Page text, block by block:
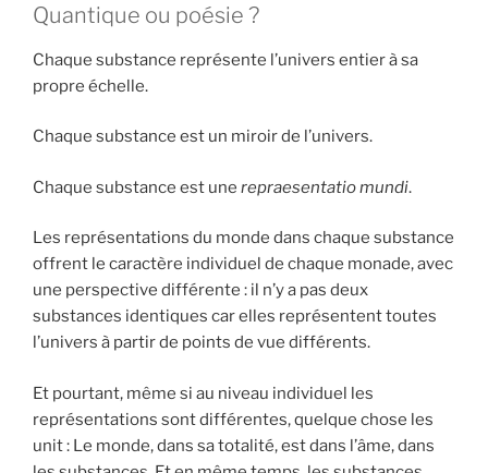
Quantique ou poésie ?
Chaque substance représente l’univers entier à sa
propre échelle.
Chaque substance est un miroir de l’univers.
Chaque substance est une repraesentatio mundi.
Les représentations du monde dans chaque substance
offrent le caractère individuel de chaque monade, avec
une perspective différente : il n’y a pas deux
substances identiques car elles représentent toutes
l’univers à partir de points de vue différents.
Et pourtant, même si au niveau individuel les
représentations sont différentes, quelque chose les
unit : Le monde, dans sa totalité, est dans l’âme, dans